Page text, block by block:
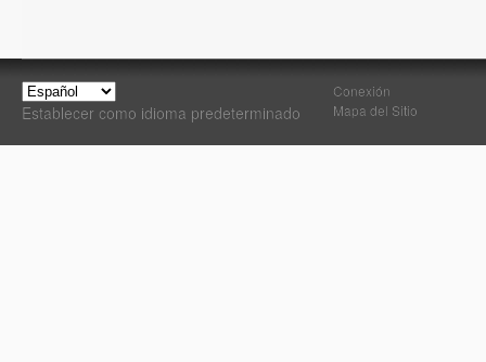
Establecer como idioma predeterminado
Conexión
Mapa del Sitio